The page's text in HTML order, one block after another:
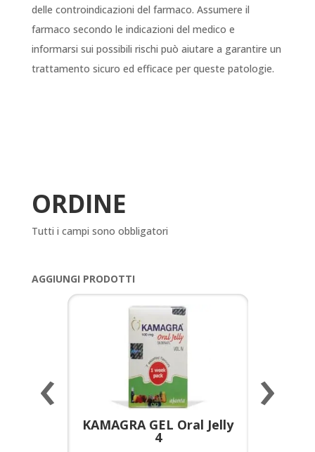
delle controindicazioni del farmaco. Assumere il
farmaco secondo le indicazioni del medico e
informarsi sui possibili rischi può aiutare a garantire un
trattamento sicuro ed efficace per queste patologie.
ORDINE
Tutti i campi sono obbligatori
AGGIUNGI PRODOTTI
KAMAGRA GEL Oral Jelly
4
‹ ›